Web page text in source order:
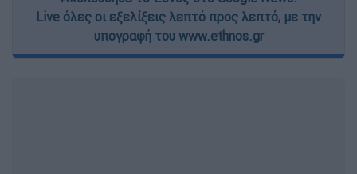
Live όλες οι εξελίξεις λεπτό προς λεπτό, με την
υπογραφή του www.ethnos.gr